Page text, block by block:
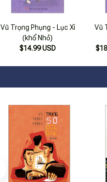
Vũ Trọng Phụng - Lục Xì
(khổ Nhỏ)
$14.99 USD
Vũ